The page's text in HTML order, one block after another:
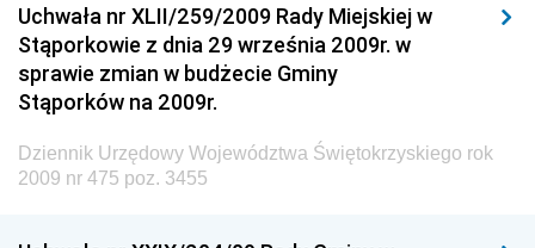
Dziennik Urzędowy Generalnej Dyrekcji Dróg
Krajowych i Autostrad
Dziennik Urzędowy Ministra Środowiska
Dziennik Urzędowy Ministra Edukacji
Uchwała nr XLII/259/2009 Rady Miejskiej w
Stąporkowie z dnia 29 września 2009r. w
sprawie zmian w budżecie Gminy
Stąporków na 2009r.
Dziennik Urzędowy Województwa Świętokrzyskiego rok
2009 nr 475 poz. 3455